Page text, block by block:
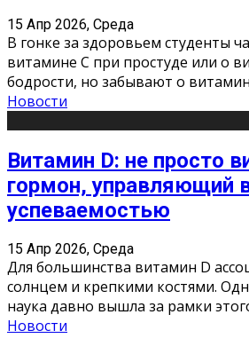
15 Апр 2026, Среда
В гонке за здоровьем студенты
витамине С при простуде или о
бодрости, но забывают о
Новости
Витамин D: не просто
гормон, управляющий
успеваемостью
15 Апр 2026, Среда
Для большинства витамин D
солнцем и крепкими костями.
наука давно вышла за рамки
Новости